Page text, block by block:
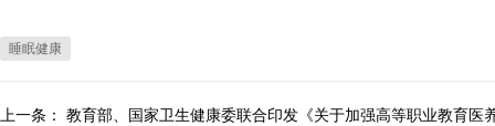
睡眠健康
上一条： 教育部、国家卫生健康委联合印发《关于加强高等职业教育医